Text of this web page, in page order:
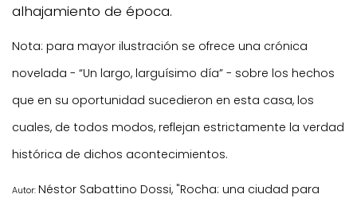
alhajamiento de época.
Nota: para mayor ilustración se ofrece una crónica
novelada - “Un largo, larguísimo día” - sobre los hechos
que en su oportunidad sucedieron en esta casa, los
cuales, de todos modos, reflejan estrictamente la verdad
histórica de dichos acontecimientos.
Autor: Néstor Sabattino Dossi, "Rocha: una ciudad para